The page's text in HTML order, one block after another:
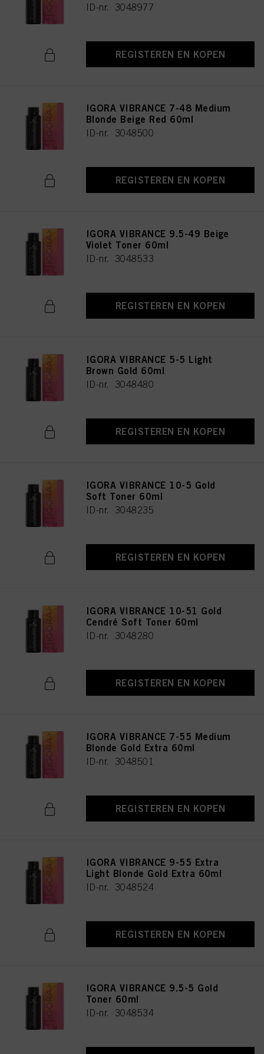
ID-nr. 3048977
REGISTEREN EN KOPEN
IGORA VIBRANCE 7-48 Medium
Blonde Beige Red 60ml
ID-nr. 3048500
REGISTEREN EN KOPEN
IGORA VIBRANCE 9.5-49 Beige
Violet Toner 60ml
ID-nr. 3048533
REGISTEREN EN KOPEN
IGORA VIBRANCE 5-5 Light
Brown Gold 60ml
ID-nr. 3048480
REGISTEREN EN KOPEN
IGORA VIBRANCE 10-5 Gold
Soft Toner 60ml
ID-nr. 3048235
REGISTEREN EN KOPEN
IGORA VIBRANCE 10-51 Gold
Cendré Soft Toner 60ml
ID-nr. 3048280
REGISTEREN EN KOPEN
IGORA VIBRANCE 7-55 Medium
Blonde Gold Extra 60ml
ID-nr. 3048501
REGISTEREN EN KOPEN
IGORA VIBRANCE 9-55 Extra
Light Blonde Gold Extra 60ml
ID-nr. 3048524
REGISTEREN EN KOPEN
IGORA VIBRANCE 9.5-5 Gold
Toner 60ml
ID-nr. 3048534